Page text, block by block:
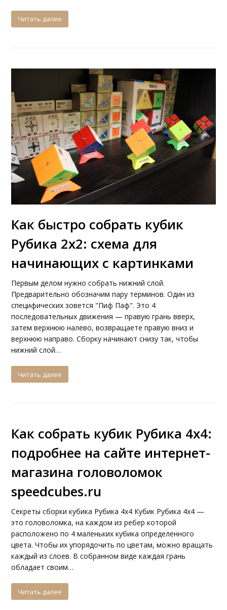
Читать далее
Как быстро собрать кубик
Рубика 2х2: схема для
начинающих с картинками
Первым делом нужно собрать нижний слой.
Предварительно обозначим пару терминов. Один из
специфических зовется "Пиф Паф". Это 4
последовательных движения — правую грань вверх,
затем верхнюю налево, возвращаете правую вниз и
верхнюю направо. Сборку начинают снизу так, чтобы
нижний слой…
Читать далее
Как собрать кубик Рубика 4х4:
подробнее на сайте интернет-
магазина головоломок
speedcubes.ru
Секреты сборки кубика Рубика 4х4 Кубик Рубика 4х4 —
это головоломка, на каждом из ребер которой
расположено по 4 маленьких кубика определенного
цвета. Чтобы их упорядочить по цветам, можно вращать
каждый из слоев. В собранном виде каждая грань
обладает своим…
Читать далее